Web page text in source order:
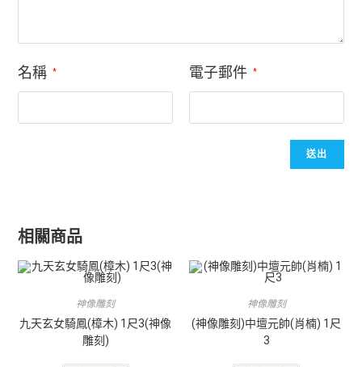
名稱 * 電子郵件 *
相關商品
神像雕刻
九天玄女騎鳳(樟木) 1尺3(神像
雕刻)
神像雕刻
(神像雕刻)中壇元帥(肖楠) 1尺
3